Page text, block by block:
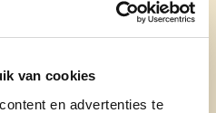
van cookies
en advertenties te